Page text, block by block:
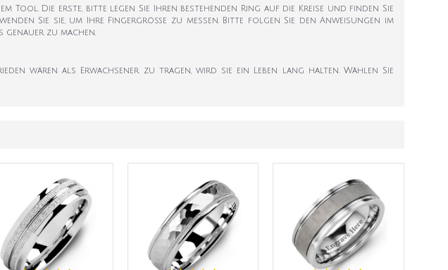
Tool. Die erste, bitte legen Sie Ihren bestehenden Ring auf die Kreise und finden Sie
Sie sie, um Ihre Fingergröße zu messen. Bitte folgen Sie den Anweisungen im
genauer zu machen.
wären als Erwachsener zu tragen, wird sie ein Leben lang halten. Wählen Sie